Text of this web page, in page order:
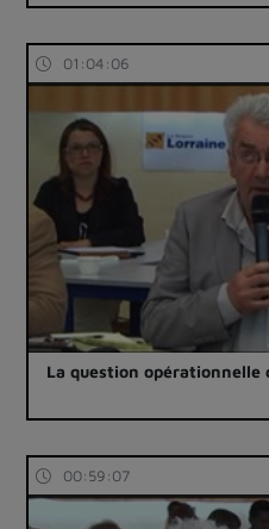
01:04:06
La question opérationnelle
00:59:07